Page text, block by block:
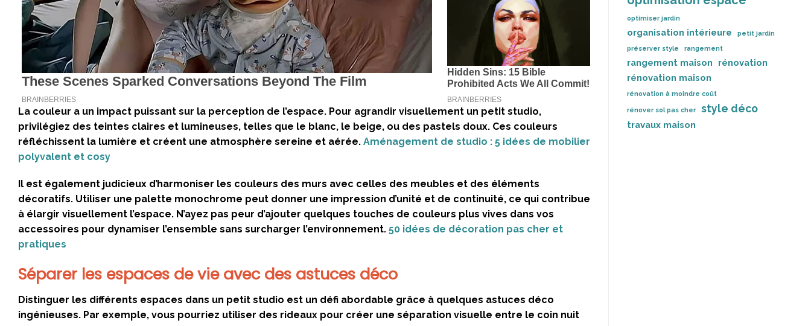
La couleur a un impact puissant sur la perception de l’espace. Pour agrandir visuellement un petit studio,
privilégiez des teintes claires et lumineuses, telles que le blanc, le beige, ou des pastels doux. Ces couleurs
réfléchissent la lumière et créent une atmosphère sereine et aérée. Aménagement de studio : 5 idées de mobilier
polyvalent et cosy
Il est également judicieux d’harmoniser les couleurs des murs avec celles des meubles et des éléments
décoratifs. Utiliser une palette monochrome peut donner une impression d’unité et de continuité, ce qui contribue
à élargir visuellement l’espace. N’ayez pas peur d’ajouter quelques touches de couleurs plus vives dans vos
accessoires pour dynamiser l’ensemble sans surcharger l’environnement. 50 idées de décoration pas cher et
pratiques
Séparer les espaces de vie avec des astuces déco
Distinguer les différents espaces dans un petit studio est un défi abordable grâce à quelques astuces déco
ingénieuses. Par exemple, vous pourriez utiliser des rideaux pour créer une séparation visuelle entre le coin nuit
optimiser jardin
organisation intérieure petit jardin
préserver style rangement
rangement maison
rénovation
rénovation maison
rénovation à moindre coût
rénover sol pas cher style déco
travaux maison